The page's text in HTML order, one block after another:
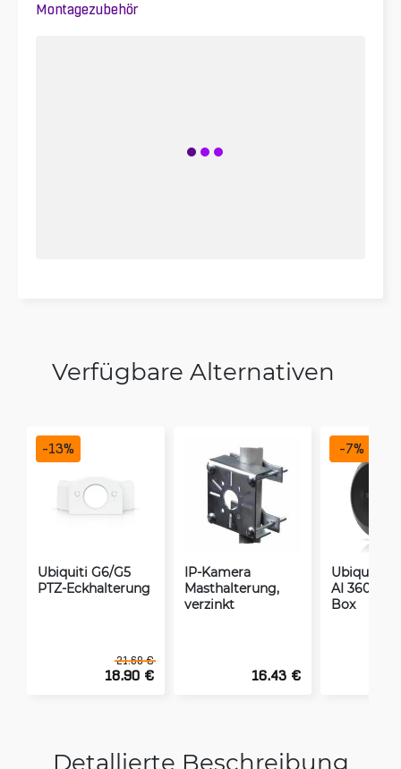
Montagezubehör
Verfügbare Alternativen
Ubiquiti G6/G5
PTZ-Eckhalterung
21.68 €
18.90 €
-13%
IP-Kamera
Masthalterung,
verzinkt
16.43 €
Ubiquiti
AI 360
Box
-7%
Detallierte Beschreibung